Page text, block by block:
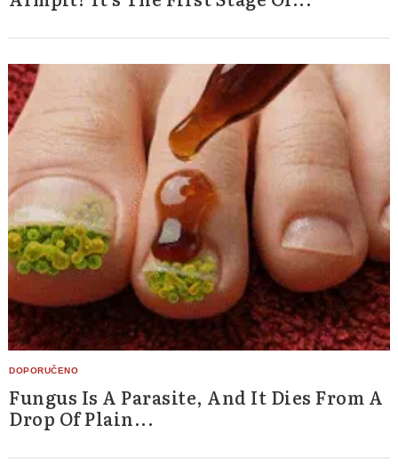
Fungus Is A Parasite, And It Dies From A
Drop Of Plain...